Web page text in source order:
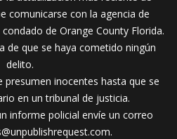
comunicarse con la agencia de
de Orange County Florida.
de que se haya cometido ningún
delito.
inocentes hasta que se
en un tribunal de justicia.
informe policial envíe un correo
.